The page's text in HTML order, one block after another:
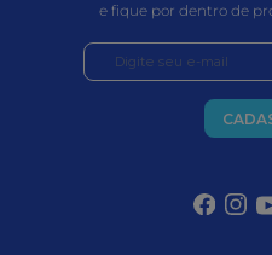
e fique por dentro de